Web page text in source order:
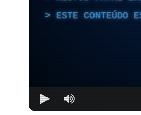
ESTE CONTEÚDO